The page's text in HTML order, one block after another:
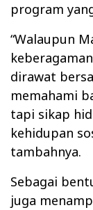
program
“Walaupun
dirawat
memahami
tapi sikap
kehidupan
tambahnya.
Sebagai
juga